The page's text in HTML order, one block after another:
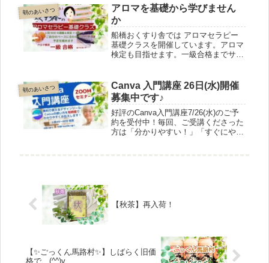
で心を癒す自然療法のひとつで、副作
用の心配も、食品や 他の薬剤との相
互作用もありません。エッセンスは38
種類。ご自分で選んでも、店主がお手
伝いしても。
朝のあいさつ
アロマを基礎から学びません
か
船橋おくすり舎では アロマセラピー
基礎クラスを開催しています。アロマ
検定も目指せます。一級合格までサポ
す。楽しみながら きちんと学びたい
方にお勧め！気軽にお問合せ下さい
(^^)
朝のあいさつ
Canva 入門講座 26日(水)開催
募集中です♪
好評のCanva入門講座7/26(水)のご予
約を受付中！毎回、ご受講くださった
方は「分かりやすい！」「すぐにやっ
【秋茶】再入荷！
【✨ごっくん馬路村✨】しばらく旧価
格で…(^^)v